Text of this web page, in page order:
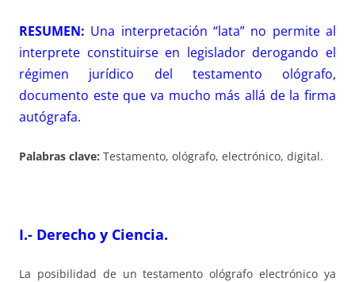
RESUMEN: Una interpretación “lata” no permite al
interprete constituirse en legislador derogando el
régimen jurídico del testamento ológrafo,
documento este que va mucho más allá de la firma
autógrafa.
Palabras clave: Testamento, ológrafo, electrónico, digital.
I.- Derecho y Ciencia.
La posibilidad de un testamento ológrafo electrónico ya